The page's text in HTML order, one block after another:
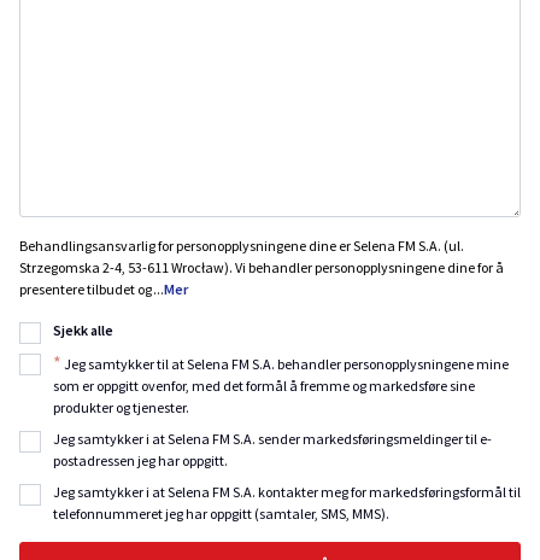
Behandlingsansvarlig for personopplysningene dine er Selena FM S.A. (ul.
Strzegomska 2-4, 53-611 Wrocław). Vi behandler personopplysningene dine for å
presentere tilbudet og...Mer
Sjekk alle
* Jeg samtykker til at Selena FM S.A. behandler personopplysningene mine
som er oppgitt ovenfor, med det formål å fremme og markedsføre sine
produkter og tjenester.
Jeg samtykker i at Selena FM S.A. sender markedsføringsmeldinger til e-
postadressen jeg har oppgitt.
Jeg samtykker i at Selena FM S.A. kontakter meg for markedsføringsformål til
telefonnummeret jeg har oppgitt (samtaler, SMS, MMS).